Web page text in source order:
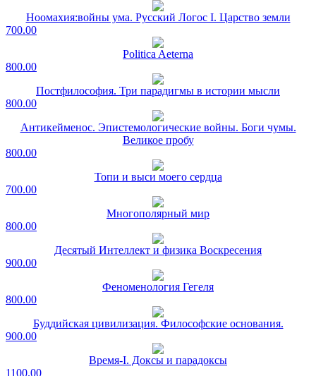
Ноомахия:войны ума. Русский Логос I. Царство земли
700.00
Politica Aeterna
800.00
Постфилософия. Три парадигмы в истории мысли
800.00
Антикейменос. Эпистемологические войны. Боги чумы.
Великое пробу
800.00
Топи и выси моего сердца
700.00
Многополярный мир
800.00
Десятый Интеллект и физика Воскресения
900.00
Феноменология Гегеля
800.00
Буддийская цивилизация. Философские основания.
900.00
Время-I. Доксы и парадоксы
1100.00